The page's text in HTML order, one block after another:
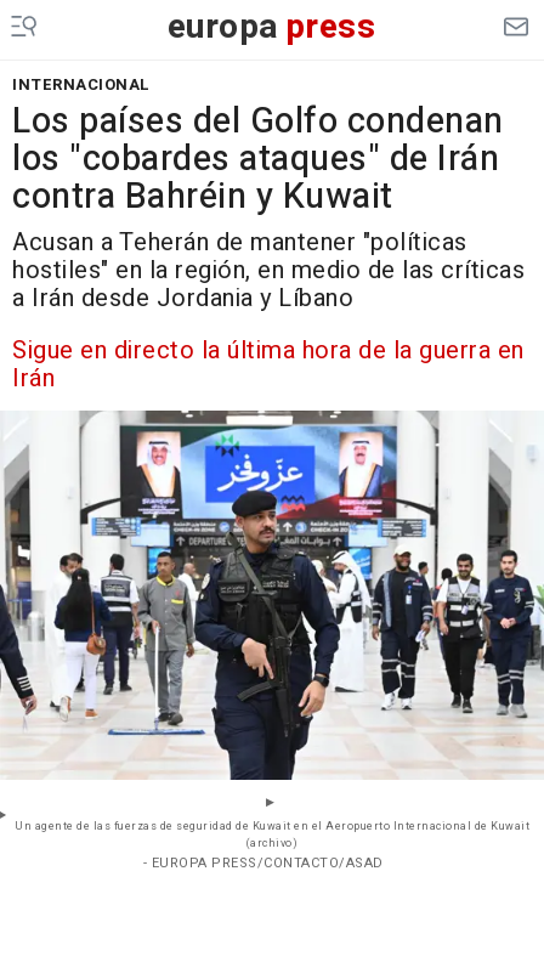
europa press
INTERNACIONAL
Los países del Golfo condenan
los "cobardes ataques" de Irán
contra Bahréin y Kuwait
Acusan a Teherán de mantener "políticas
hostiles" en la región, en medio de las críticas
a Irán desde Jordania y Líbano
Sigue en directo la última hora de la guerra en
Irán
Un agente de las fuerzas de seguridad de Kuwait en el Aeropuerto Internacional de Kuwait
(archivo)
- EUROPA PRESS/CONTACTO/ASAD